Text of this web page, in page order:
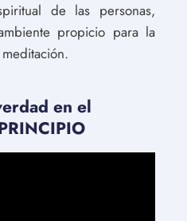
de las personas,
propicio para la
en el